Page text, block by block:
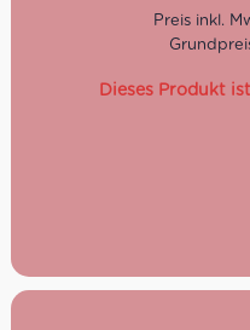
Ohne Weizenstärke
4 praktische
Dieses Produkt